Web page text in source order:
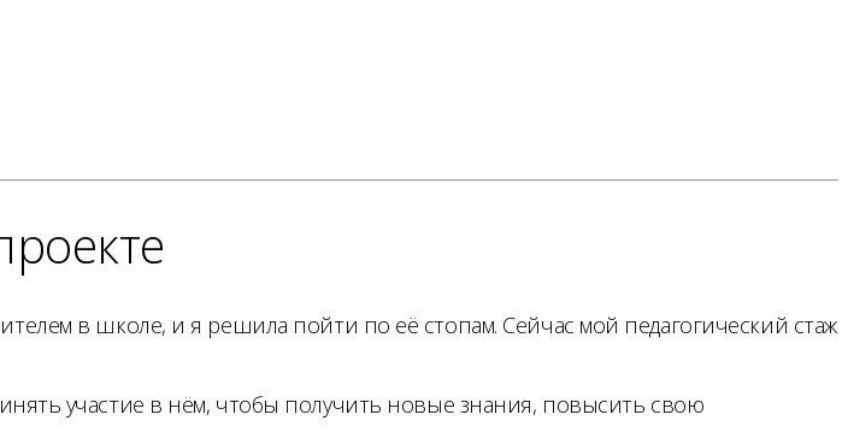
в школе, и я решила пойти по её стопам. Сейчас мой педагогический стаж
участие в нём, чтобы получить новые знания, повысить свою